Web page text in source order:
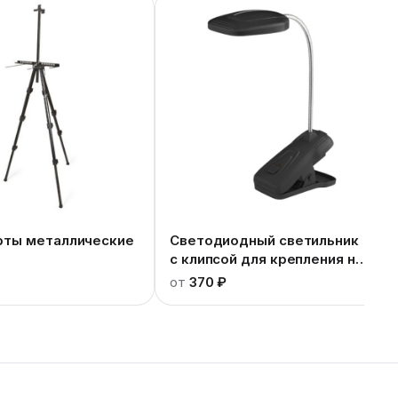
металлические
Светодиодный светильник
с клипсой для крепления на
мольберт
от 370 ₽